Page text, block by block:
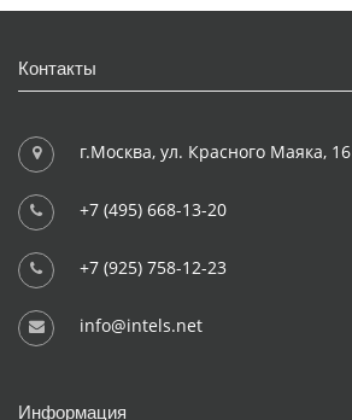
Контакты
г.Москва, ул. Красного Маяка, 16
+7 (495) 668-13-20
+7 (925) 758-12-23
info@intels.net
Информация